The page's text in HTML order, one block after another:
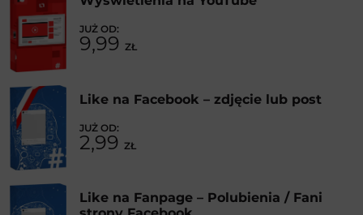
9,99 ZŁ
Like na Facebook – zdjęcie lub post
2,99 ZŁ
Like na Fanpage – Polubienia / Fani